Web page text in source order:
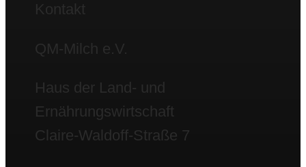
Kontakt
QM-Milch e.V.
Haus der Land- und
Ernährungswirtschaft
Claire-Waldoff-Straße 7